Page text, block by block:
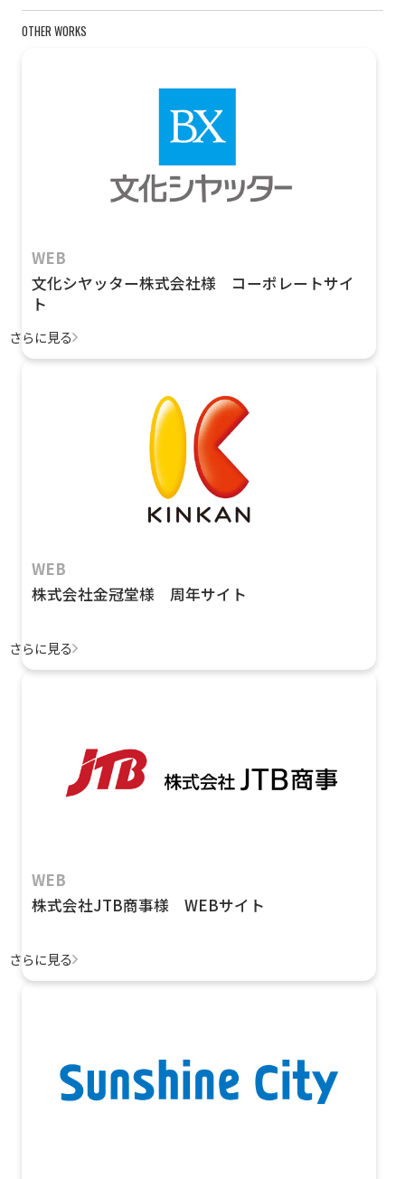
OTHER WORKS
WEB
文化シヤッター株式会社様 コーポレートサイ
ト
さらに見る
WEB
株式会社金冠堂様 周年サイト
さらに見る
WEB
株式会社JTB商事様 WEBサイト
さらに見る